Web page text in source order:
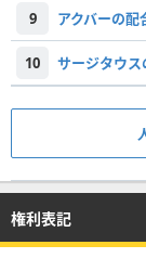
9 アクバーの
10 サージタウ
権利表記